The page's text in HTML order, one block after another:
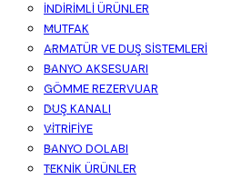
İNDİRİMLİ ÜRÜNLER
MUTFAK
ARMATÜR VE DUŞ SİSTEMLERİ
BANYO AKSESUARI
GÖMME REZERVUAR
DUŞ KANALI
VİTRİFİYE
BANYO DOLABI
TEKNİK ÜRÜNLER